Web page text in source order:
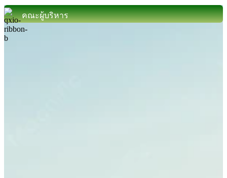
คณะผู้บริหาร